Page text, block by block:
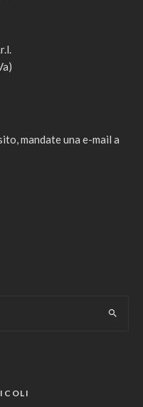
mandate una e-mail a